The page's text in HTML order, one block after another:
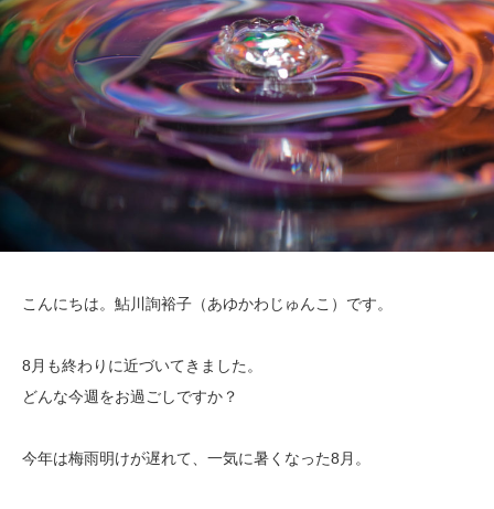
こんにちは。鮎川詢裕子（あゆかわじゅんこ）です。
8月も終わりに近づいてきました。
どんな今週をお過ごしですか？
今年は梅雨明けが遅れて、一気に暑くなった8月。